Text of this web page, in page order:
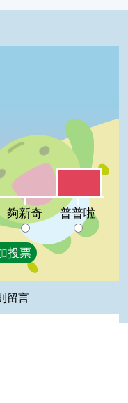
夠新奇:0%
普普啦:20%
夠新奇 普普啦
投票
留言